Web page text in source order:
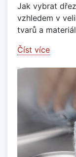
Jak vybrat
vzhledem v
tvarů a
Číst více